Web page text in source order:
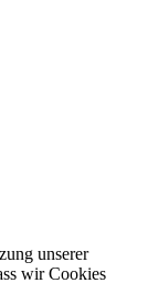
unserer
wir Cookies